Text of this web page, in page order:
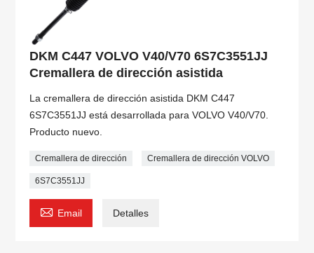
DKM C447 VOLVO V40/V70 6S7C3551JJ
Cremallera de dirección asistida
La cremallera de dirección asistida DKM C447
6S7C3551JJ está desarrollada para VOLVO V40/V70.
Producto nuevo.
Cremallera de dirección Cremallera de dirección VOLVO
6S7C3551JJ
 Email Detalles